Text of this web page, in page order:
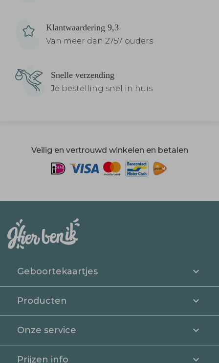
Klantwaardering 9,3
Van meer dan 2757 ouders
Snelle verzending
Je bestelling snel in huis
Veilig en vertrouwd winkelen en betalen
Geboortekaartjes
Producten
Onze service
Prijzen info